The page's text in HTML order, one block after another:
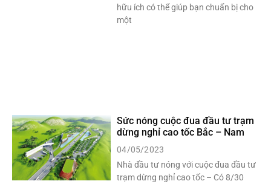
hữu ích có thể giúp bạn chuẩn bị cho
một
Sức nóng cuộc đua đầu tư trạm
dừng nghỉ cao tốc Bắc – Nam
04/05/2023
Nhà đầu tư nóng với cuộc đua đầu tư
trạm dừng nghỉ cao tốc – Có 8/30